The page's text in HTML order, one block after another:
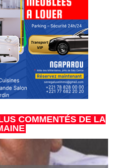
COMMENTÉS DE LA